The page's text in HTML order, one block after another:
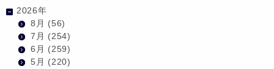
2026年
8月 (56)
7月 (254)
6月 (259)
5月 (220)